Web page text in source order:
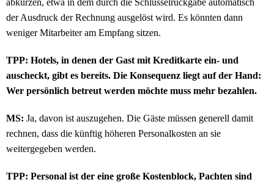
der Ausdruck der Rechnung ausgelöst wird. Es könnten dann
weniger Mitarbeiter am Empfang sitzen.
TPP: Hotels, in denen der Gast mit Kreditkarte ein- und
auscheckt, gibt es bereits. Die Konsequenz liegt auf der Hand:
Wer persönlich betreut werden möchte muss mehr bezahlen.
MS: Ja, davon ist auszugehen. Die Gäste müssen generell damit
rechnen, dass die künftig höheren Personalkosten an sie
weitergegeben werden.
TPP: Personal ist der eine große Kostenblock, Pachten sind